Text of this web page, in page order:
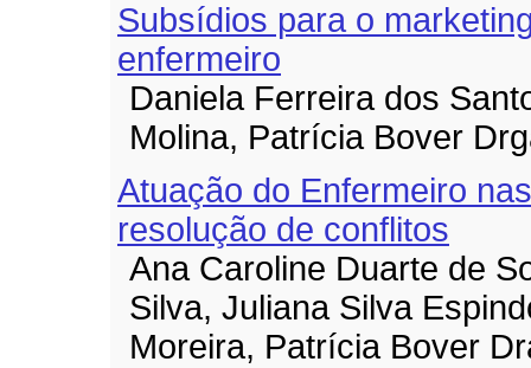
Subsídios para o
enfermeiro
Daniela Ferreira dos
Molina, Patrícia Bover
Atuação do Enfermeiro
resolução de conflitos
Ana Caroline Duarte de
Silva, Juliana Silva
Moreira, Patrícia Bover